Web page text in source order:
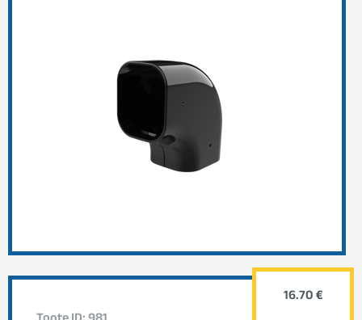
16.70 €